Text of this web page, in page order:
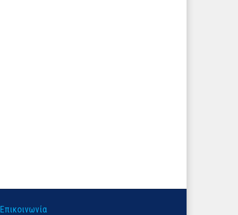
Επικοινωνία